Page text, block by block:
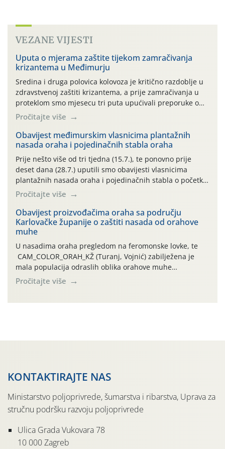
VEZANE VIJESTI
Uputa o mjerama zaštite tijekom zamračivanja
krizantema u Međimurju
Sredina i druga polovica kolovoza je kritično razdoblje u
zdravstvenoj zaštiti krizantema, a prije zamračivanja u
proteklom smo mjesecu tri puta upućivali preporuke o
preventivnim mjerama zaštite krizantema od najčešćih
uzročnika bolesti, štetnika i fito-fagnih grinja (23.7., 14.7.,
06.7.)! Na početku ovog mjeseca je zabilježeno je
povijesno i ekstremno vruće meteorološko razdoblje, uz
najviše temperature […]
Pročitajte više
Obavijest međimurskim vlasnicima plantažnih
nasada oraha i pojedinačnih stabla oraha
Prije nešto više od tri tjedna (15.7.), te ponovno prije
deset dana (28.7.) uputili smo obavijesti vlasnicima
plantažnih nasada oraha i pojedinačnih stabla o početku
leta i ovogodišnjoj potrebi usmjerenog suzbijanja
orahove muhe (Rhagoletis completa)! Već dvanaest dana
traje drugi ovogodišnji “toplinski udar”, koji naročito
izražen zadnja šest dana (31.7.-05.8.), jer najviše
temperature zraka svakodnevno […]
Pročitajte više
Obavijest proizvođačima oraha sa području
Karlovačke županije o zaštiti nasada od orahove
muhe
U nasadima oraha pregledom na feromonske lovke, te
CAM_COLOR_ORAH_KŽ (Turanj, Vojnić) zabilježena je
mala populacija odraslih oblika orahove muhe
(Rhagoletis completa). Niska brojnost može se objasniti
činjenicom da je riječ o mladim nasadima s vrlo malim
Pročitajte više
KONTAKTIRAJTE NAS
Ministarstvo poljoprivrede, šumarstva i ribarstva, Uprava za
stručnu podršku razvoju poljoprivrede
Ulica Grada Vukovara 78
10 000 Zagreb